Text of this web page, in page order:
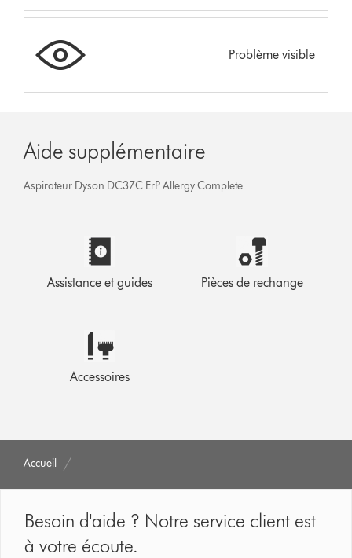
Problème visible
Aide supplémentaire
Aspirateur Dyson DC37C ErP Allergy Complete
Assistance et guides Pièces de rechange
Accessoires
Accueil
Besoin d'aide ? Notre service client est
à votre écoute.